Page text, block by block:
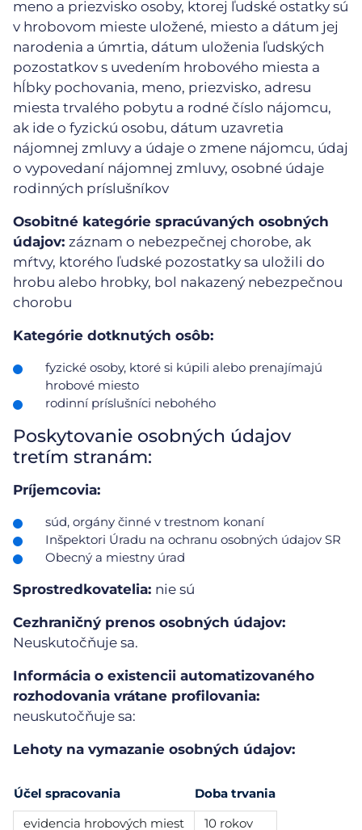
meno a priezvisko osoby, ktorej ľudské ostatky sú
v hrobovom mieste uložené, miesto a dátum jej
narodenia a úmrtia, dátum uloženia ľudských
pozostatkov s uvedením hrobového miesta a
hĺbky pochovania, meno, priezvisko, adresu
miesta trvalého pobytu a rodné číslo nájomcu,
ak ide o fyzickú osobu, dátum uzavretia
nájomnej zmluvy a údaje o zmene nájomcu, údaj
o vypovedaní nájomnej zmluvy, osobné údaje
rodinných príslušníkov
Osobitné kategórie spracúvaných osobných
údajov: záznam o nebezpečnej chorobe, ak
mŕtvy, ktorého ľudské pozostatky sa uložili do
hrobu alebo hrobky, bol nakazený nebezpečnou
chorobu
Kategórie dotknutých osôb:
fyzické osoby, ktoré si kúpili alebo prenajímajú
hrobové miesto
rodinní príslušníci nebohého
Poskytovanie osobných údajov
tretím stranám:
Príjemcovia:
súd, orgány činné v trestnom konaní
Inšpektori Úradu na ochranu osobných údajov SR
Obecný a miestny úrad
Sprostredkovatelia: nie sú
Cezhraničný prenos osobných údajov:
Neuskutočňuje sa.
Informácia o existencii automatizovaného
rozhodovania vrátane profilovania:
neuskutočňuje sa:
Lehoty na vymazanie osobných údajov:
Účel spracovania
Doba trvania
evidencia hrobových miest
10 rokov